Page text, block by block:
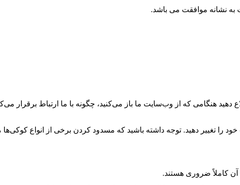
به نشانه موافقت می باشد.
هنگامی که از وب‌سایت ما باز می‌کنید، چگونه با ما ارتباط برقرار
را تغییر دهید. توجه داشته باشید که مسدود کردن برخی از انواع
آن کاملاً ضروری هستند.